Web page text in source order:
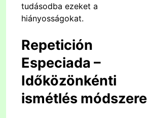
tudásodba ezeket a
hiányosságokat.
Repetición
Especiada –
Időközönkénti
ismétlés módszere